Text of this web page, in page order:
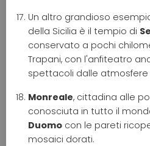
Un altro grandioso
della Sicilia è il tempio di
conservato a pochi
Trapani, con l'anfiteatro
spettacoli dalle
Monreale, cittadina alle
conosciuta in tutto il
Duomo con le pareti
mosaici dorati.